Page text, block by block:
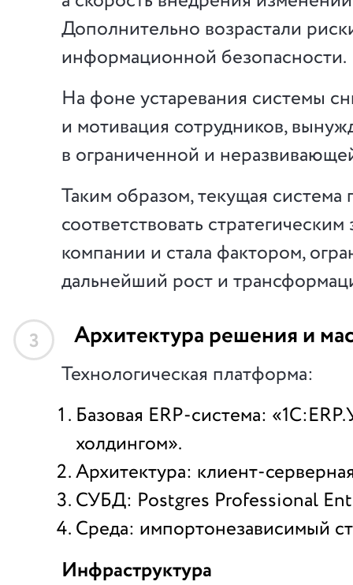
Дополнительно возрастали
информационной безопасности.
На фоне устаревания системы
и мотивация сотрудников,
в ограниченной и
Таким образом, текущая система
соответствовать стратегическим
компании и стала фактором,
дальнейший рост и
3 Архитектура решения и
Технологическая платформа:
Базовая ERP-система:
холдингом».
Архитектура: клиент-
СУБД: Postgres Professional
Среда: импортонезависимый
Инфраструктура